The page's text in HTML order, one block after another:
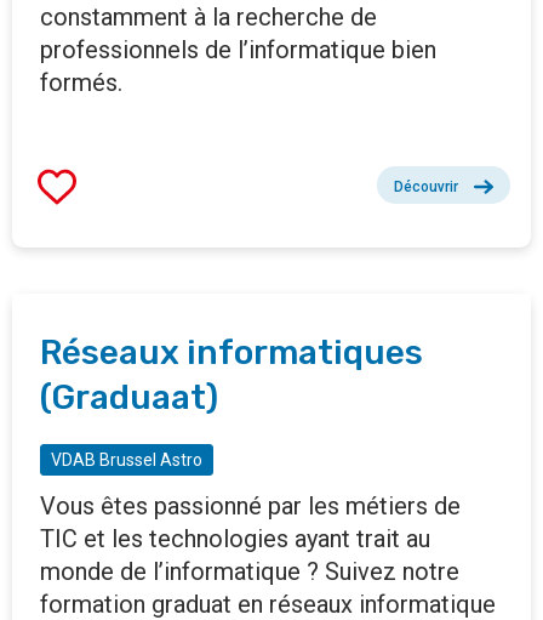
constamment à la recherche de
professionnels de l’informatique bien
formés.
Découvrir
Réseaux informatiques
(Graduaat)
VDAB Brussel Astro
Vous êtes passionné par les métiers de
TIC et les technologies ayant trait au
monde de l’informatique ? Suivez notre
formation graduat en réseaux informatique